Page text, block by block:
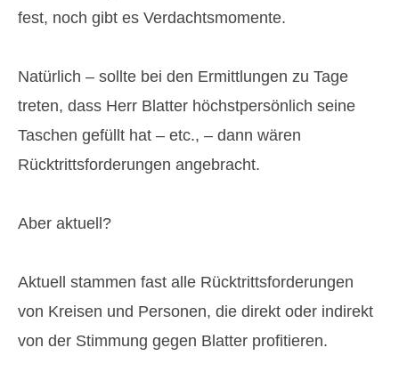
fest, noch gibt es Verdachtsmomente.
Natürlich – sollte bei den Ermittlungen zu Tage
treten, dass Herr Blatter höchstpersönlich seine
Taschen gefüllt hat – etc., – dann wären
Rücktrittsforderungen angebracht.
Aber aktuell?
Aktuell stammen fast alle Rücktrittsforderungen
von Kreisen und Personen, die direkt oder indirekt
von der Stimmung gegen Blatter profitieren.